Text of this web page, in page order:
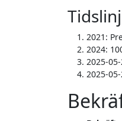
2021:
2024:
2025-
2025-